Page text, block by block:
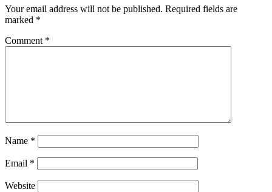
Your email address will not be published. Required fields are
marked *
Comment *
Name *
Email *
Website